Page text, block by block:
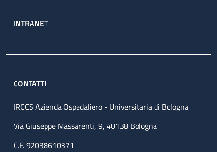
INTRANET
CONTATTI
IRCCS Azienda Ospedaliero - Universitaria di Bologna
Via Giuseppe Massarenti, 9, 40138 Bologna
C.F. 92038610371